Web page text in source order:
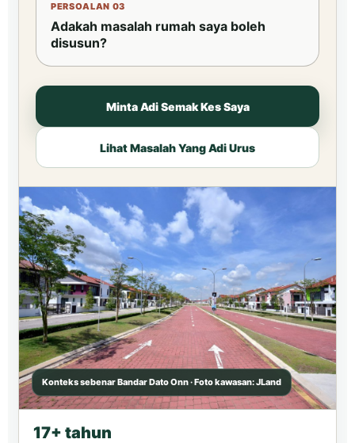
PERSOALAN 03
Adakah masalah rumah saya boleh
disusun?
Minta Adi Semak Kes Saya
Lihat Masalah Yang Adi Urus
Konteks sebenar Bandar Dato Onn · Foto kawasan: JLand
17+ tahun